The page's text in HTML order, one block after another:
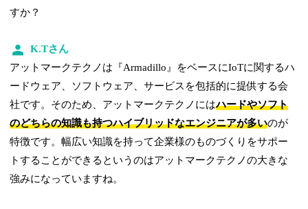
すか？
K.Tさん
アットマークテクノは『Armadillo』をベースにIoTに関するハ
ードウェア、ソフトウェア、サービスを包括的に提供する会
社です。そのため、アットマークテクノにはハードやソフト
のどちらの知識も持つハイブリッドなエンジニアが多いのが
特徴です。幅広い知識を持って企業様のものづくりをサポー
トすることができるというのはアットマークテクノの大きな
強みになっていますね。